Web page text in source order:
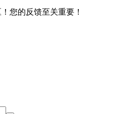
您的反馈至关重要！